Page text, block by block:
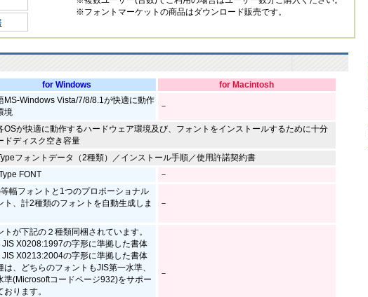
※フォントマーケットの商品はダウンロード販売です。
for Windows
for Macintosh
MS-Windows Vista/7/8/8.1が快適に動作
境
－
OSが快適に動作するハードウェア環境及び、フォントをインストールするために十分
ドディスク空き容量
フォントデータ（2種類）／インストール手順／使用許諾契約書
FONT －
幅フォントと1つのプロポーショナル
ト、計2種類のフォントを自動生成しま
－
トが下記の２種類同梱されています。
X0208:1997の字形に準拠した書体
X0213:2004の字形に準拠した書体
は、どちらのフォントもJIS第一水準、
準(Microsoftコードページ932)をサポー
おります。
－